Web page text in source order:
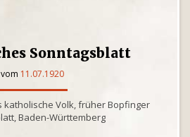
Sonntagsblatt
vom 11.07.1920
katholische Volk, früher Bopfinger
Baden-Württemberg